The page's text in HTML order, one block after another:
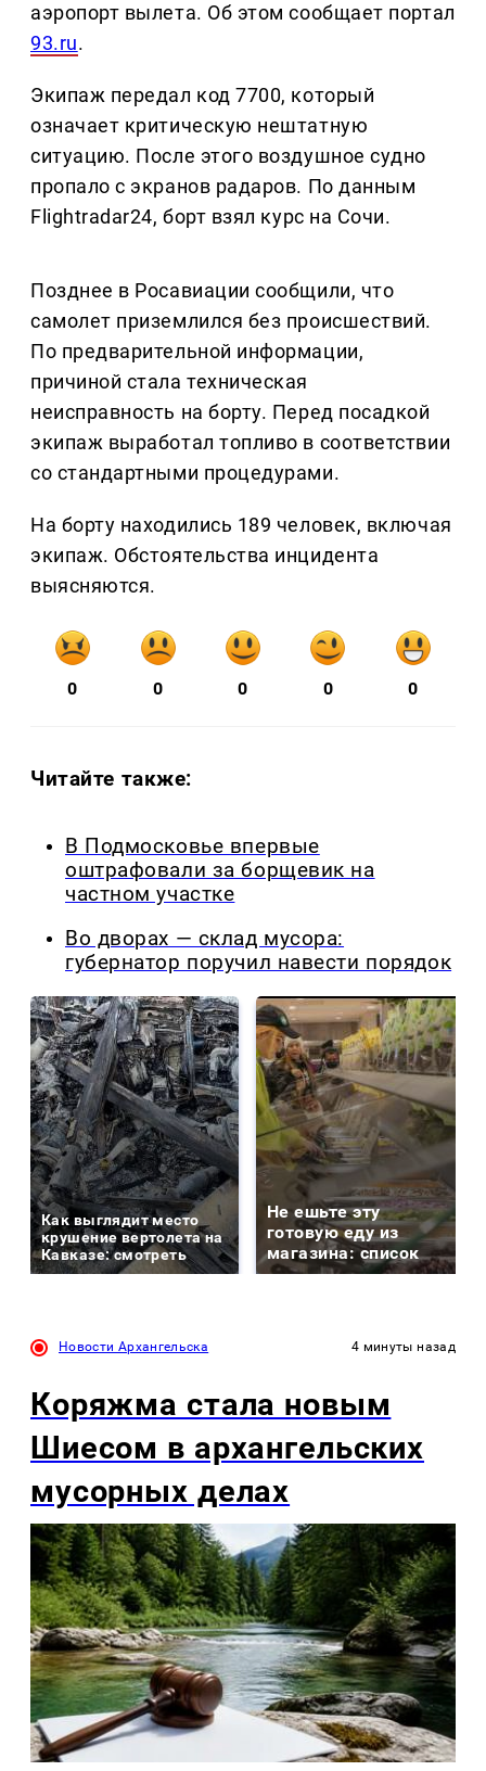
аэропорт вылета. Об этом сообщает портал
93.ru.
Экипаж передал код 7700, который
означает критическую нештатную
ситуацию. После этого воздушное судно
пропало с экранов радаров. По данным
Flightradar24, борт взял курс на Сочи.
Позднее в Росавиации сообщили, что
самолет приземлился без происшествий.
По предварительной информации,
причиной стала техническая
неисправность на борту. Перед посадкой
экипаж выработал топливо в соответствии
со стандартными процедурами.
На борту находились 189 человек, включая
экипаж. Обстоятельства инцидента
выясняются.
0 0 0 0 0
Читайте также:
В Подмосковье впервые
оштрафовали за борщевик на
частном участке
Во дворах — склад мусора:
губернатор поручил навести порядок
Как выглядит место
крушение вертолета на
Кавказе: смотреть
Не ешьте эту
готовую еду из
магазина: список
Новости Архангельска 4 минуты назад
Коряжма стала новым
Шиесом в архангельских
мусорных делах